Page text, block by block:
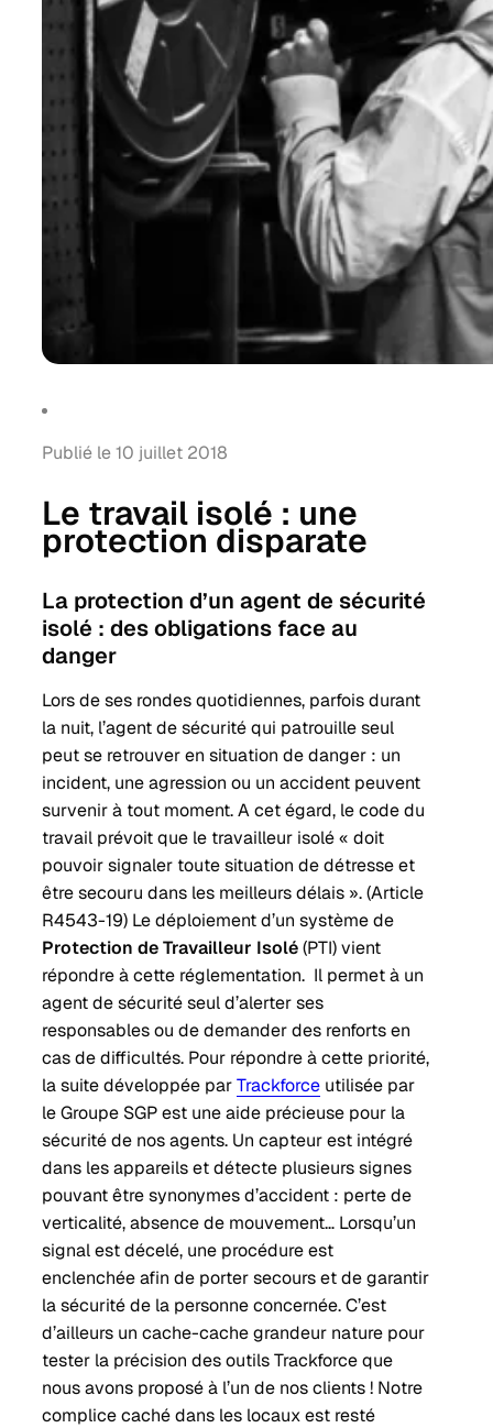
Publié le 10 juillet 2018
Le travail isolé : une
protection disparate
La protection d’un agent de sécurité
isolé : des obligations face au
danger
Lors de ses rondes quotidiennes, parfois durant
la nuit, l’agent de sécurité qui patrouille seul
peut se retrouver en situation de danger : un
incident, une agression ou un accident peuvent
survenir à tout moment. A cet égard, le code du
travail prévoit que le travailleur isolé « doit
pouvoir signaler toute situation de détresse et
être secouru dans les meilleurs délais ». (Article
R4543-19) Le déploiement d’un système de
Protection de Travailleur Isolé(PTI) vient
répondre à cette réglementation. Il permet à un
agent de sécurité seul d’alerter ses
responsables ou de demander des renforts en
cas de difficultés. Pour répondre à cette priorité,
la suite développée parTrackforce utilisée par
le Groupe SGP est une aide précieuse pour la
sécurité de nos agents. Un capteur est intégré
dans les appareils et détecte plusieurs signes
pouvant être synonymes d’accident : perte de
verticalité, absence de mouvement… Lorsqu’un
signal est décelé, une procédure est
enclenchée afin de porter secours et de garantir
la sécurité de la personne concernée. C’est
d’ailleurs un cache-cache grandeur nature pour
tester la précision des outils Trackforce que
nous avons proposé à l’un de nos clients ! Notre
complice caché dans les locaux est resté